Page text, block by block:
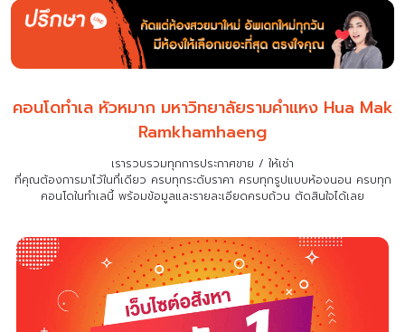
คอนโดทำเล หัวหมาก มหาวิทยาลัยรามคำแหง Hua Mak
Ramkhamhaeng
เรารวบรวมทุกการประกาศขาย / ให้เช่า
ที่คุณต้องการมาไว้ในที่เดียว ครบทุกระดับราคา ครบทุกรูปแบบห้องนอน ครบทุก
คอนโดในทำเลนี้ พร้อมข้อมูลและรายละเอียดครบถ้วน ตัดสินใจได้เลย